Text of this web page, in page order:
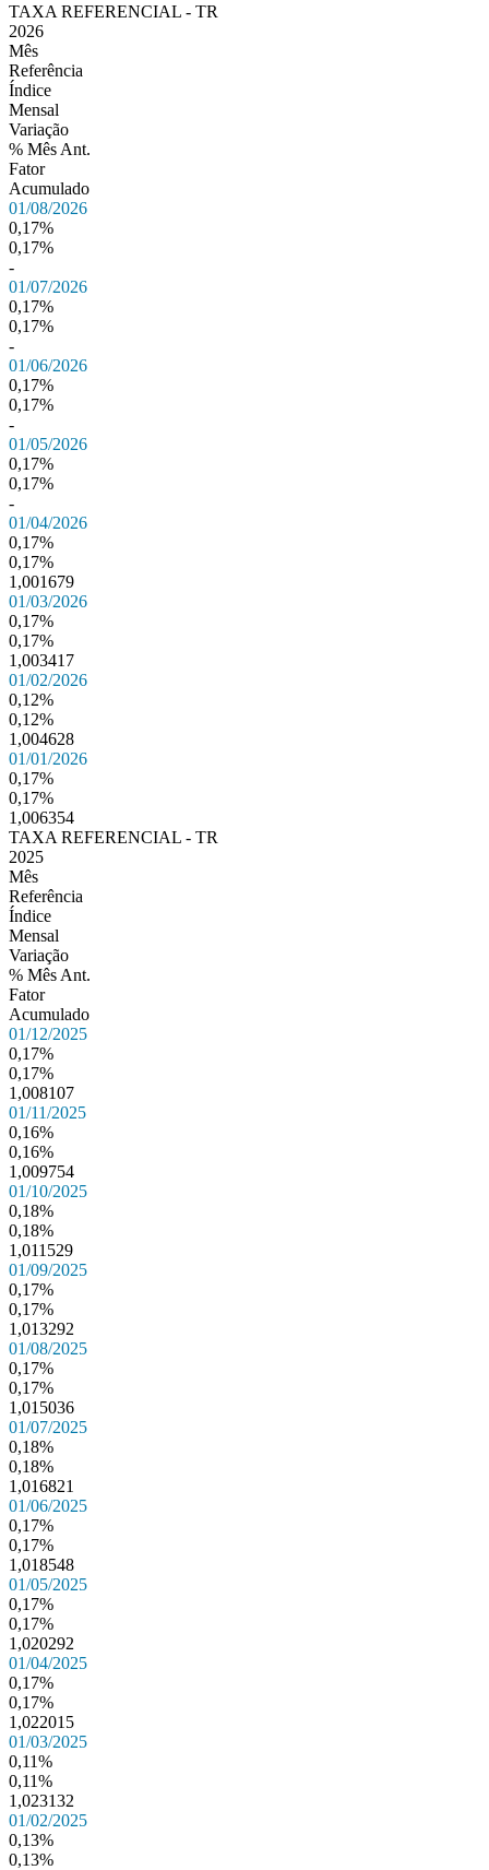
TAXA REFERENCIAL - TR
2026
Mês
Referência
Índice
Mensal
Variação
% Mês Ant.
Fator
Acumulado
01/08/2026
0,17%
0,17%
-
01/07/2026
0,17%
0,17%
-
01/06/2026
0,17%
0,17%
-
01/05/2026
0,17%
0,17%
-
01/04/2026
0,17%
0,17%
1,001679
01/03/2026
0,17%
0,17%
1,003417
01/02/2026
0,12%
0,12%
1,004628
01/01/2026
0,17%
0,17%
1,006354
TAXA REFERENCIAL - TR
2025
Mês
Referência
Índice
Mensal
Variação
% Mês Ant.
Fator
Acumulado
01/12/2025
0,17%
0,17%
1,008107
01/11/2025
0,16%
0,16%
1,009754
01/10/2025
0,18%
0,18%
1,011529
01/09/2025
0,17%
0,17%
1,013292
01/08/2025
0,17%
0,17%
1,015036
01/07/2025
0,18%
0,18%
1,016821
01/06/2025
0,17%
0,17%
1,018548
01/05/2025
0,17%
0,17%
1,020292
01/04/2025
0,17%
0,17%
1,022015
01/03/2025
0,11%
0,11%
1,023132
01/02/2025
0,13%
0,13%